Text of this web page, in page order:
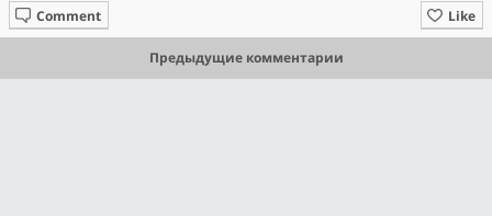
Like
Comment
Предыдущие комментарии